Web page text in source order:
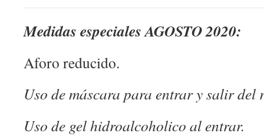
Medidas especiales AGOSTO 2020:
Aforo reducido.
Uso de máscara para entrar y salir del
Uso de gel hidroalcoholico al entrar.